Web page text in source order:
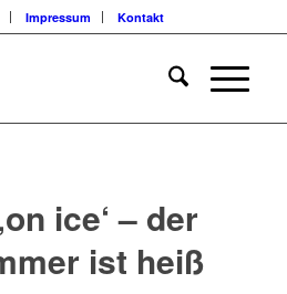
Impressum Kontakt
ice‘ – der
ist heiß